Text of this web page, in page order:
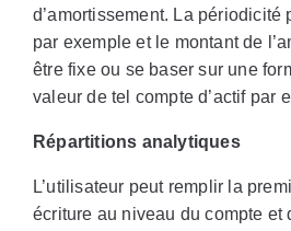
d’amortissement. La périodicité
par exemple et le montant de
être fixe ou se baser sur une
valeur de tel compte d’actif par
Répartitions analytiques
L’utilisateur peut remplir la
écriture au niveau du compte et